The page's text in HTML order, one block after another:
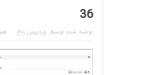
36
نوشته شده توسط: وردپرس داغ